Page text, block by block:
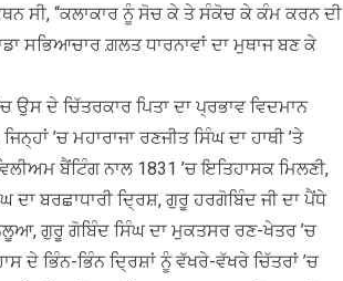
ਸੀ, “ਕਲਾਕਾਰ ਨੂੰ ਸੋਚ ਕੇ ਤੇ ਸੰਕੋਚ ਕੇ ਕੰਮ ਕਰਨ ਦੀ
ਸਭਿਆਚਾਰ ਗ਼ਲਤ ਧਾਰਨਾਵਾਂ ਦਾ ਮੁਥਾਜ ਬਣ ਕੇ
ਦੇ ਚਿੱਤਰਕਾਰ ਪਿਤਾ ਦਾ ਪ੍ਰਭਾਵ ਵਿਦਮਾਨ
’ਚ ਮਹਾਰਾਜਾ ਰਣਜੀਤ ਸਿੰਘ ਦਾ ਹਾਥੀ ’ਤੇ
ਬੈਂਟਿੰਗ ਨਾਲ 1831 ’ਚ ਇਤਿਹਾਸਕ ਮਿਲਣੀ,
ਦਾ ਬਰਛਾਧਾਰੀ ਦ੍ਰਿਸ਼, ਗੁਰੂ ਹਰਗੋਬਿੰਦ ਜੀ ਦਾ ਪੈਂਧੇ
ਨਲੂਆ, ਗੁਰੂ ਗੋਬਿੰਦ ਸਿੰਘ ਦਾ ਮੁਕਤਸਰ ਰਣ-ਖੇਤਰ ’ਚ
ਦੇ ਭਿੰਨ-ਭਿੰਨ ਦ੍ਰਿਸ਼ਾਂ ਨੂੰ ਵੱਖਰੇ-ਵੱਖਰੇ ਚਿੱਤਰਾਂ ’ਚ